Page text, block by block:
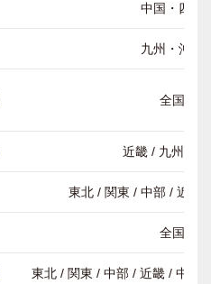
中国・四国
九州・沖縄
全国
近畿 / 九州・
東北 / 関東 / 中部 / 近畿
全国
東北 / 関東 / 中部 / 近畿 / 中国